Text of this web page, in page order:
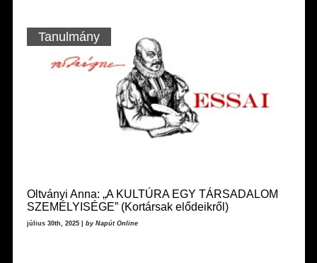
Tanulmány
Oltványi Anna: „A KULTÚRA EGY TÁRSADALOM
SZEMÉLYISÉGE” (Kortársak elődeikről)
július 30th, 2025 | by Napút Online